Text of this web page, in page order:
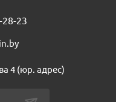
нарвалу не было
в открытое море,
заняться дайвингом
23
4 (юр. адрес)